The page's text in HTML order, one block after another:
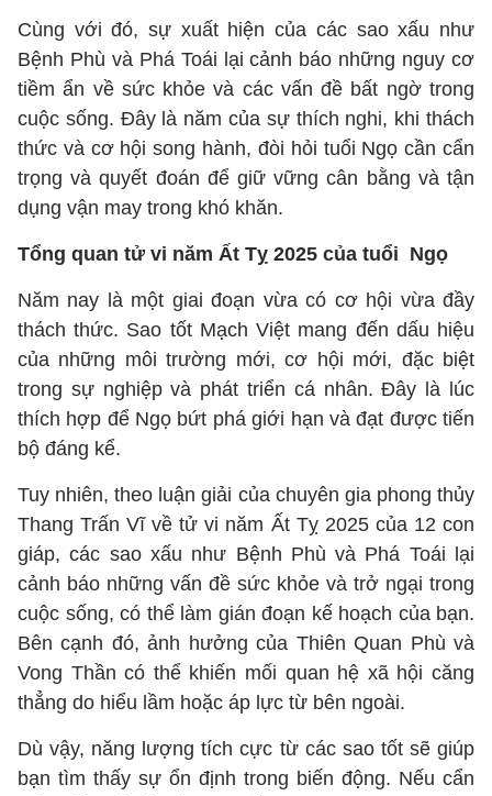
Cùng với đó, sự xuất hiện của các sao xấu như
Bệnh Phù và Phá Toái lại cảnh báo những nguy cơ
tiềm ẩn về sức khỏe và các vấn đề bất ngờ trong
cuộc sống. Đây là năm của sự thích nghi, khi thách
thức và cơ hội song hành, đòi hỏi tuổi Ngọ cần cẩn
trọng và quyết đoán để giữ vững cân bằng và tận
dụng vận may trong khó khăn.
Tổng quan tử vi năm Ất Tỵ 2025 của tuổi Ngọ
Năm nay là một giai đoạn vừa có cơ hội vừa đầy
thách thức. Sao tốt Mạch Việt mang đến dấu hiệu
của những môi trường mới, cơ hội mới, đặc biệt
trong sự nghiệp và phát triển cá nhân. Đây là lúc
thích hợp để Ngọ bứt phá giới hạn và đạt được tiến
bộ đáng kể.
Tuy nhiên, theo luận giải của chuyên gia phong thủy
Thang Trấn Vĩ về tử vi năm Ất Tỵ 2025 của 12 con
giáp, các sao xấu như Bệnh Phù và Phá Toái lại
cảnh báo những vấn đề sức khỏe và trở ngại trong
cuộc sống, có thể làm gián đoạn kế hoạch của bạn.
Bên cạnh đó, ảnh hưởng của Thiên Quan Phù và
Vong Thần có thể khiến mối quan hệ xã hội căng
thẳng do hiểu lầm hoặc áp lực từ bên ngoài.
Dù vậy, năng lượng tích cực từ các sao tốt sẽ giúp
bạn tìm thấy sự ổn định trong biến động. Nếu cẩn